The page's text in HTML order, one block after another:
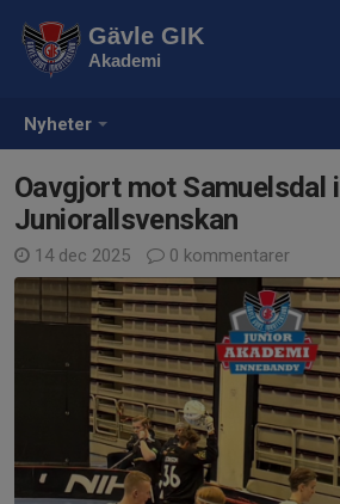
Nyheter
Gävle GIK
Akademi
Oavgjort mot Samuelsdal i
Juniorallsvenskan
14 dec 2025 0 kommentarer